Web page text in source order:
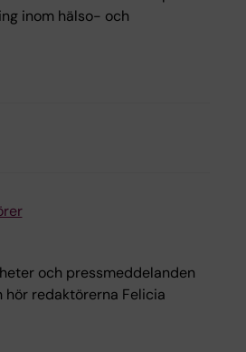
inom hälso- och
och pressmeddelanden
hör redaktörerna Felicia